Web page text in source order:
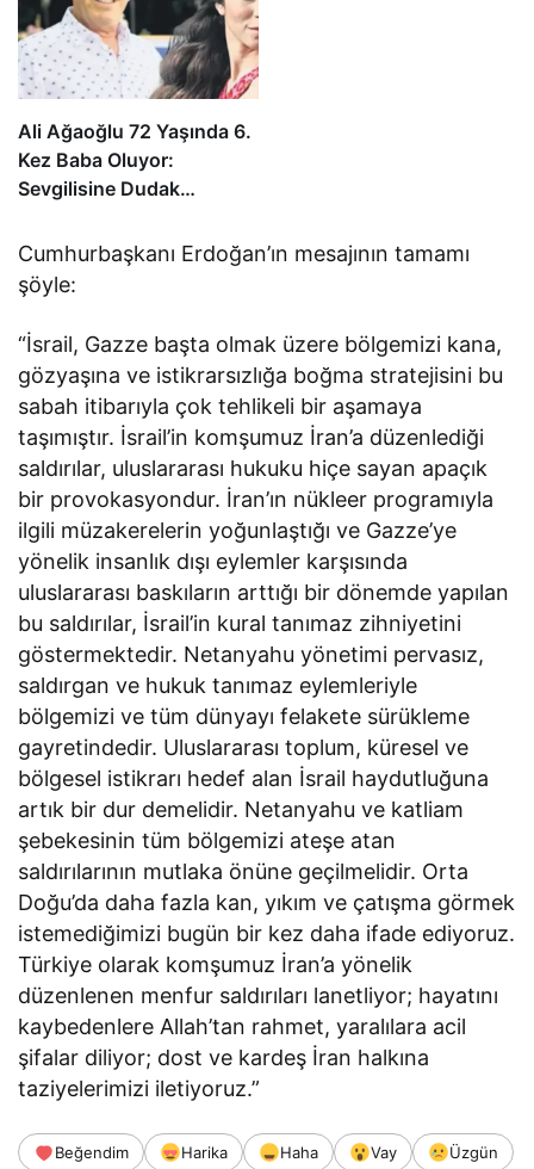
Ali Ağaoğlu 72 Yaşında 6.
Kez Baba Oluyor:
Sevgilisine Dudak
Hediyesi!
Cumhurbaşkanı Erdoğan’ın mesajının tamamı
şöyle:
“İsrail, Gazze başta olmak üzere bölgemizi kana,
gözyaşına ve istikrarsızlığa boğma stratejisini bu
sabah itibarıyla çok tehlikeli bir aşamaya
taşımıştır. İsrail’in komşumuz İran’a düzenlediği
saldırılar, uluslararası hukuku hiçe sayan apaçık
bir provokasyondur. İran’ın nükleer programıyla
ilgili müzakerelerin yoğunlaştığı ve Gazze’ye
yönelik insanlık dışı eylemler karşısında
uluslararası baskıların arttığı bir dönemde yapılan
bu saldırılar, İsrail’in kural tanımaz zihniyetini
göstermektedir. Netanyahu yönetimi pervasız,
saldırgan ve hukuk tanımaz eylemleriyle
bölgemizi ve tüm dünyayı felakete sürükleme
gayretindedir. Uluslararası toplum, küresel ve
bölgesel istikrarı hedef alan İsrail haydutluğuna
artık bir dur demelidir. Netanyahu ve katliam
şebekesinin tüm bölgemizi ateşe atan
saldırılarının mutlaka önüne geçilmelidir. Orta
Doğu’da daha fazla kan, yıkım ve çatışma görmek
istemediğimizi bugün bir kez daha ifade ediyoruz.
Türkiye olarak komşumuz İran’a yönelik
düzenlenen menfur saldırıları lanetliyor; hayatını
kaybedenlere Allah’tan rahmet, yaralılara acil
şifalar diliyor; dost ve kardeş İran halkına
taziyelerimizi iletiyoruz.”
Beğendim Harika Haha Vay
Üzgün